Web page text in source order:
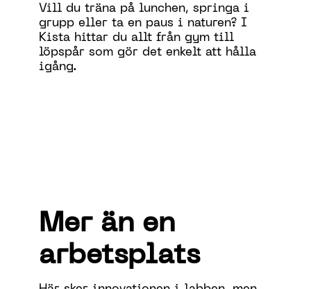
Vill du träna på lunchen, springa i
grupp eller ta en paus i naturen? I
Kista hittar du allt från gym till
löpspår som gör det enkelt att hålla
igång.
Mer än en
arbetsplats